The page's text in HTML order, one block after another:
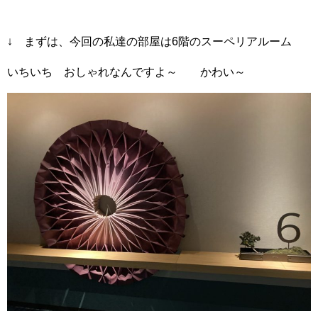
↓ まずは、今回の私達の部屋は6階のスーペリアルーム
いちいち おしゃれなんですよ～ かわい～